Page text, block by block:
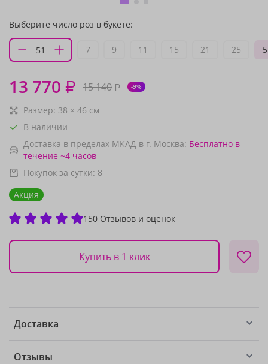
Выберите число роз в букете:
7 9 11 15 21 25
13 770 ₽ 15 140₽ -9%
Размер: 38 × 46 см
В наличии
Доставка в пределах МКАД в г. Москва: Бесплатно в
течение ~4 часов
Покупок за сутки: 8
Акция
150 Отзывов и оценок
Купить в 1 клик
Доставка
Отзывы